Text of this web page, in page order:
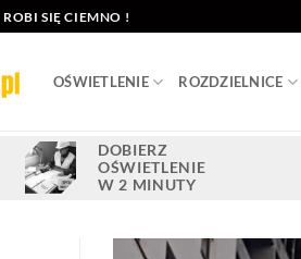
SIĘ CIEMNO !
OŚWIETLENIE ROZDZIELNICE
DOBIERZ
OŚWIETLENIE
W 2 MINUTY